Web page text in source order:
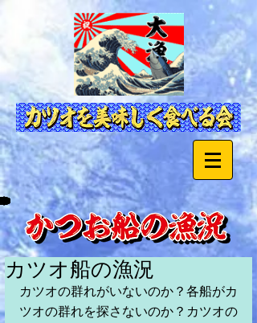
カツオ船の漁況
カツオの群れがいないのか？各船がカ
ツオの群れを探さないのか？カツオの